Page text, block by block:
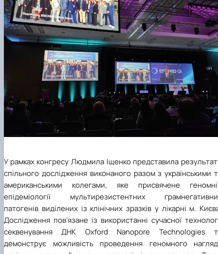
У рамках конгресу Людмила Іщенко представила
спільного дослідження виконаного разом з українськими
американськими колегами, яке присвячене
епідеміології мультирезистентних
патогенів виділених із клінічних зразків у лікарні м.
Дослідження пов’язане із використанні сучасної
секвенування ДНК Oxford Nanopore Technologies
демонструє можливість проведення геномного